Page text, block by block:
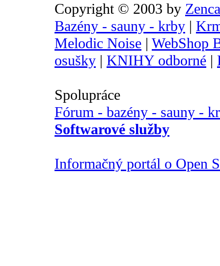
Copyright © 2003 by
Bazény - sauny - krby |
Melodic Noise | WebShop
osušky | KNIHY odborné |
Spolupráce
Fórum - bazény - sauny -
Softwarové služby
Informačný portál o Open